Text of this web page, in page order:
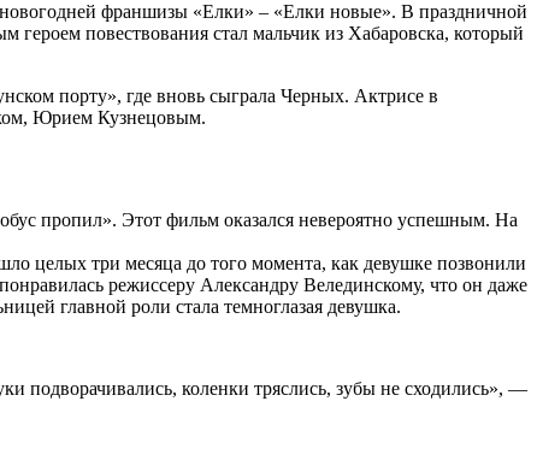
франшизы «Елки» – «Елки новые». В праздничной
повествования стал мальчик из Хабаровска, который
порту», где вновь сыграла Черных. Актрисе в
Юрием Кузнецовым.
пропил». Этот фильм оказался невероятно успешным. На
целых три месяца до того момента, как девушке позвонили
режиссеру Александру Велединскому, что он даже
главной роли стала темноглазая девушка.
подворачивались, коленки тряслись, зубы не сходились», —